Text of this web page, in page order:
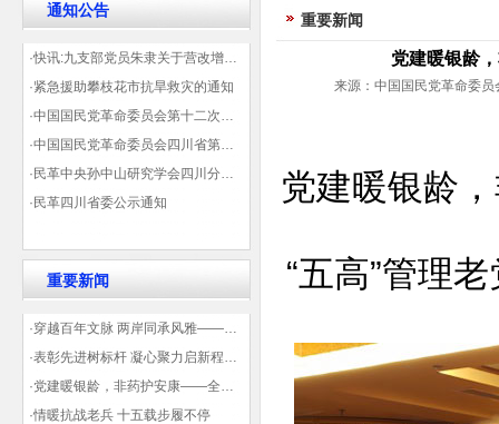
通知公告
·快讯:九支部党员朱隶关于营改增信息宣传力度的建议那篇已被省政协采用
·紧急援助攀枝花市抗旱救灾的通知
·中国国民党革命委员会第十二次全国代表大会代表登记表（下载）
·中国国民党革命委员会四川省第十一次代表大会代表登记表（下载）
·民革中央孙中山研究学会四川分会领导机构及成员名单
·民革四川省委公示通知
重要新闻
·穿越百年文脉 两岸同承风雅——民革四川省委会“中山天府大讲堂”第三讲在蓉举办
·表彰先进树标杆 凝心聚力启新程——民革企业总支部参加2025年度先进表彰大会有感
·党建暖银龄，非药护安康——全球健康公益大讲堂温情纪实
·情暖抗战老兵 十五载步履不停
重要新闻
党建暖银龄
来源：中国国民党革命委
党建暖银龄
“五高”管理老